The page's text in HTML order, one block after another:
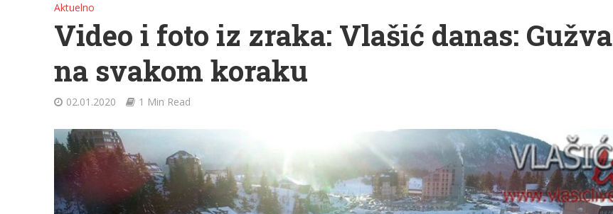
Aktuelno
Video i foto iz zraka: Vlašić danas: Gužva
na svakom koraku
02.01.2020 1 Min Read